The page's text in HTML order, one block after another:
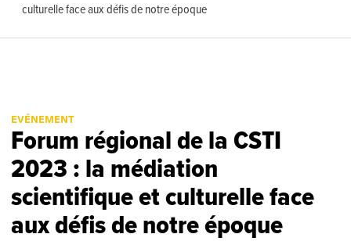
culturelle face aux défis de notre époque
EVÉNEMENT
Forum régional de la CSTI
2023 : la médiation
scientifique et culturelle face
aux défis de notre époque